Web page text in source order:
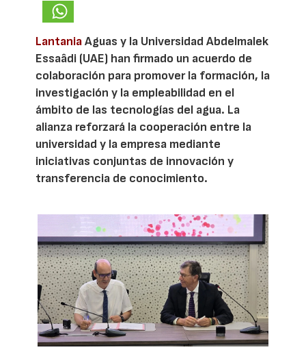
LantaniaAguas y la Universidad Abdelmalek
Essaâdi (UAE) han firmado un acuerdo de
colaboración para promover la formación, la
investigación y la empleabilidad en el
ámbito de las tecnologías del agua. La
alianza reforzará la cooperación entre la
universidad y la empresa mediante
iniciativas conjuntas de innovación y
transferencia de conocimiento.